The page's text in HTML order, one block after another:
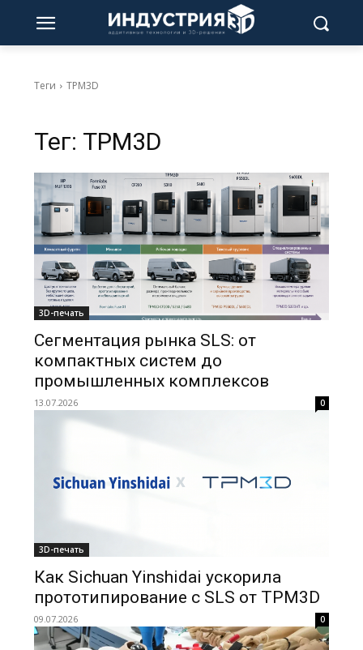
Теги TPM3D
Тег: TPM3D
3D-печать
Сегментация рынка SLS: от
компактных систем до
промышленных комплексов
13.07.2026 0
3D-печать
Как Sichuan Yinshidai ускорила
прототипирование с SLS от TPM3D
09.07.2026 0